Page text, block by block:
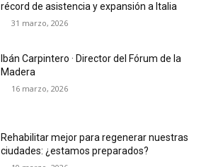
récord de asistencia y expansión a Italia
31 marzo, 2026
Ibán Carpintero · Director del Fórum de la
Madera
16 marzo, 2026
Rehabilitar mejor para regenerar nuestras
ciudades: ¿estamos preparados?